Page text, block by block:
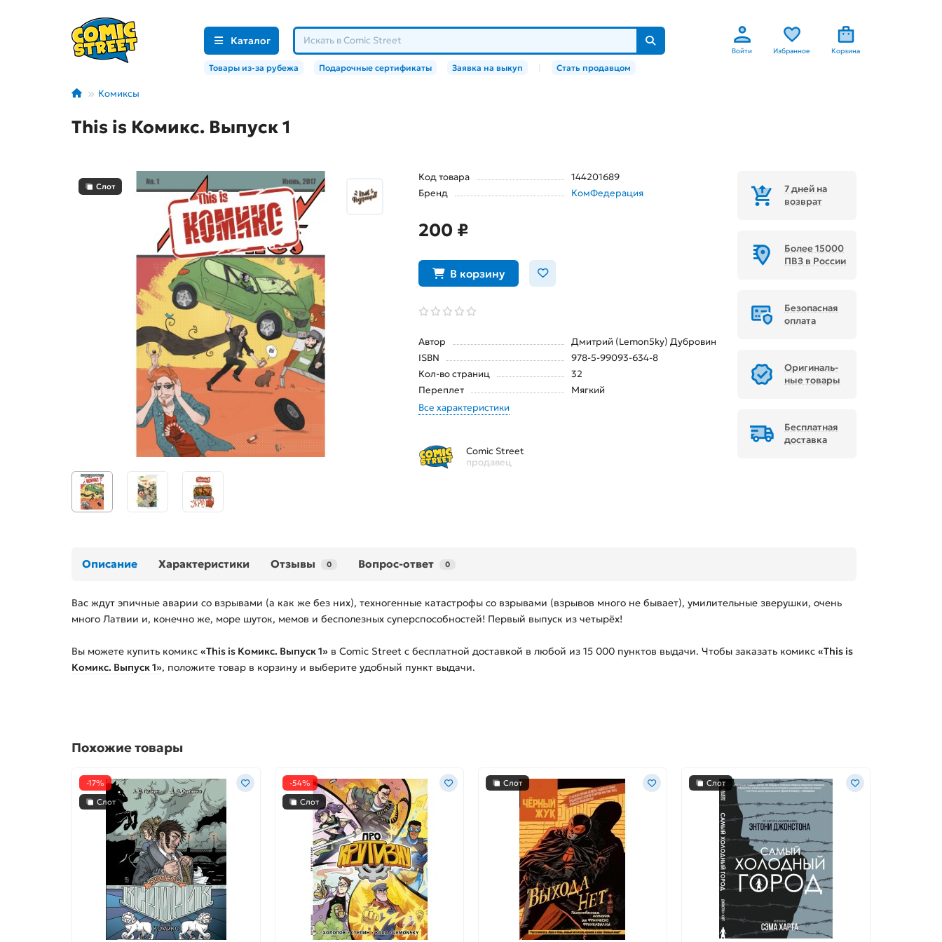
Каталог
Войти Избранное Корзина
Товары из-за рубежа Подарочные сертификаты Заявка на выкуп Стать продавцом
Комиксы
This is Комикс. Выпуск 1
Слот
Код товара
144201689
Бренд
КомФедерация
200 ₽
В корзину
Автор
Дмитрий (Lemon5ky) Дубровин
ISBN
978-5-99093-634-8
Кол-во страниц
32
Переплет
Мягкий
Все характеристики
Comic Street
продавец
7 дней на
возврат
Более 15000
ПВЗ в России
Безопасная
оплата
Ори­ги­наль­
ные товары
Бесплатная
доставка
Описание Характеристики Отзывы 0 Вопрос-ответ 0
Вас ждут эпичные аварии со взрывами (а как же без них), техногенные катастрофы со взрывами (взрывов много не бывает), умилительные зверушки, очень
много Латвии и, конечно же, море шуток, мемов и бесполезных суперспособностей! Первый выпуск из четырёх!
Вы можете купить комикс «This is Комикс. Выпуск 1» в Comic Street с бесплатной доставкой в любой из 15 000 пунктов выдачи. Чтобы заказать комикс «This is
Комикс. Выпуск 1», положите товар в корзину и выберите удобный пункт выдачи.
Похожие товары
-17%
Слот
-54%
Слот
Слот Слот